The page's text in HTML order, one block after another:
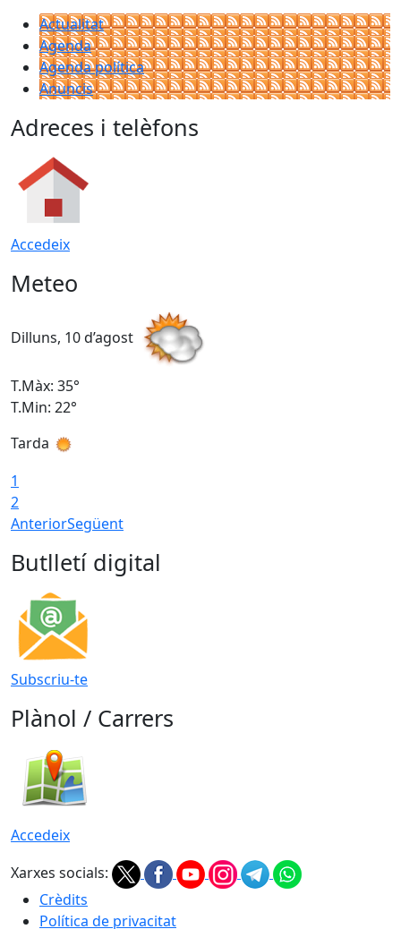
Actualitat
Agenda
Agenda política
Anuncis
Adreces i telèfons
Accedeix
Meteo
Dilluns, 10 d’agost
T.Màx: 35°
T.Min: 22°
Tarda
1
2
AnteriorSegüent
Butlletí digital
Subscriu-te
Plànol / Carrers
Accedeix
Xarxes socials:
Crèdits
Política de privacitat